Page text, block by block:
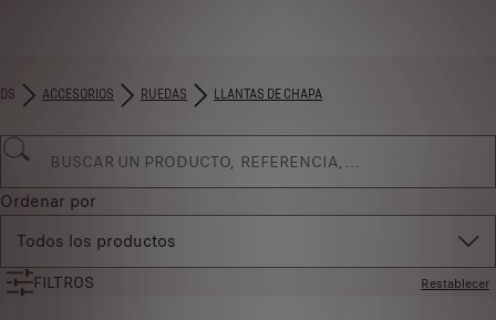
DS ACCESORIOS RUEDAS LLANTAS DE CHAPA
Ordenar por
Todos los productos
FILTROS Restablecer